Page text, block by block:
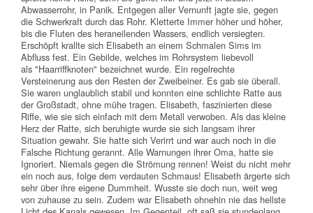
Abwasserrohr, in Panik. Entgegen aller Vernunft jagte sie, gegen
die Schwerkraft durch das Rohr. Kletterte Immer höher und höher,
bis die Fluten des heraneilenden Wassers, endlich versiegten.
Erschöpft krallte sich Elisabeth an einem Schmalen Sims im
Abfluss fest. Ein Gebilde, welches im Rohrsystem liebevoll
als "Haarriffknoten" bezeichnet wurde. Ein regelrechte
Versteinerung aus den Resten der Zweibeiner. Es gab sie überall.
Sie waren unglaublich stabil und konnten eine schlichte Ratte aus
der Großstadt, ohne mühe tragen. Elisabeth, faszinierten diese
Riffe, wie sie sich einfach mit dem Metall verwoben. Als das kleine
Herz der Ratte, sich beruhigte wurde sie sich langsam ihrer
Situation gewahr. Sie hatte sich Verirrt und war auch noch in die
Falsche Richtung gerannt. Alle Warnungen ihrer Oma, hatte sie
Ignoriert. Niemals gegen die Strömung rennen! Weist du nicht mehr
ein noch aus, folge dem verdauten Schmaus! Elisabeth ärgerte sich
sehr über ihre eigene Dummheit. Wusste sie doch nun, weit weg
von zuhause zu sein. Zudem war Elisabeth ohnehin nie das hellste